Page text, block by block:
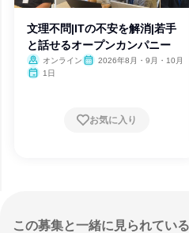
文理不問|ITの不安を解消|若手
と話せるオープンカンパニー
オンライン
2026年8月・9月・10月
1日
お気に入り
この募集と一緒に見られてい